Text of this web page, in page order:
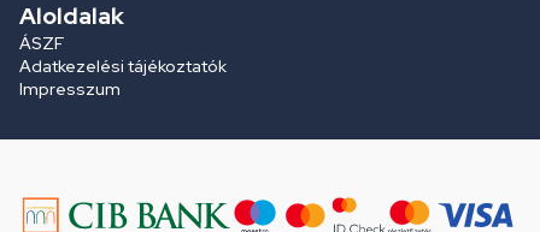
Aloldalak
ÁSZF
Adatkezelési tájékoztatók
Impresszum